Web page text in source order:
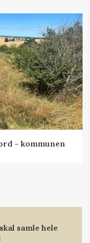
– kommunen
samle hele